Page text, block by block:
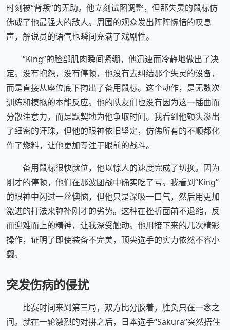
时刻被“背叛”的无助。他立刻试图调整，但那失灵的鼠标仿
佛成了他最强大的敌人。周围的观众发出阵阵惋惜的叹息
声，解说员的语气也瞬间充满了戏剧性。
“King”的脸部肌肉瞬间紧绷，他迅速而冷静地做出了决
定。没有抱怨，没有停顿，他没有去纠结那个失灵的设备，
而是直接从座位底下掏出了备用鼠标。这个动作，是无数次
训练和模拟的本能反应。他的队友们也没有因为这一插曲而
分散注意力，而是默契地为他争取时间。我看到他额头渗出
了细密的汗珠，但他的眼神依旧坚定，仿佛所有的不顺都化
作了燃料，让他更加专注于眼前的战斗。
备用鼠标很快就位，他以惊人的速度完成了切换。因为
刚才的停顿，他们在那波团战中确实吃了亏。我看到“King”
的眼神中闪过一丝懊恼，但他只是深吸一口气，然后用更加
激进的打法来弥补刚才的劣势。这种在挫折面前不退缩，反
而迎难而上的精神，让我深受触动。他用接下来的几次精彩
操作，证明了即使装备不完美，顶尖选手的实力依然不容小
觑。
突发伤病的侵扰
比赛时间来到第三局，双方比分胶着，胜负只在一念之
间。就在一轮激烈的对拼之后，日本选手“Sakura”突然捂住